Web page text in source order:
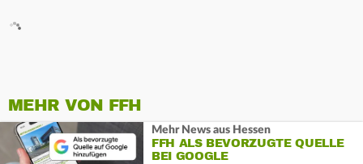
MEHR VON FFH
Mehr News aus Hessen
FFH ALS BEVORZUGTE QUELLE
BEI GOOGLE